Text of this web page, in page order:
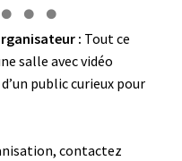
: Tout ce
salle avec vidéo
public curieux pour
contactez